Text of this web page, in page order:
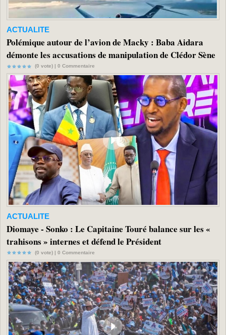
ACTUALITE
Polémique autour de l’avion de Macky : Baba Aidara
démonte les accusations de manipulation de Clédor Sène
(0 vote) | 0 Commentaire
ACTUALITE
Diomaye - Sonko : Le Capitaine Touré balance sur les «
trahisons » internes et défend le Président
(0 vote) | 0 Commentaire